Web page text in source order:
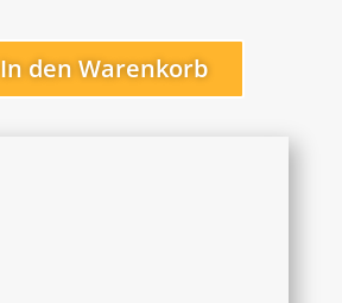
In den Warenkorb